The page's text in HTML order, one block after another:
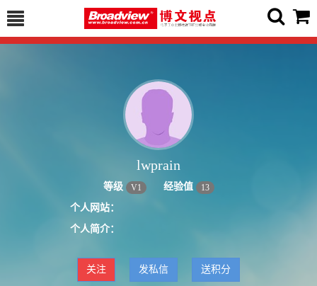
lwprain
等级 V1 经验值 13
个人网站：
个人简介：
关注 发私信 送积分